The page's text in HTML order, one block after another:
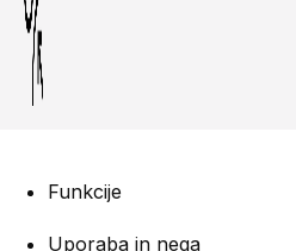
Funkcije
Uporaba in nega